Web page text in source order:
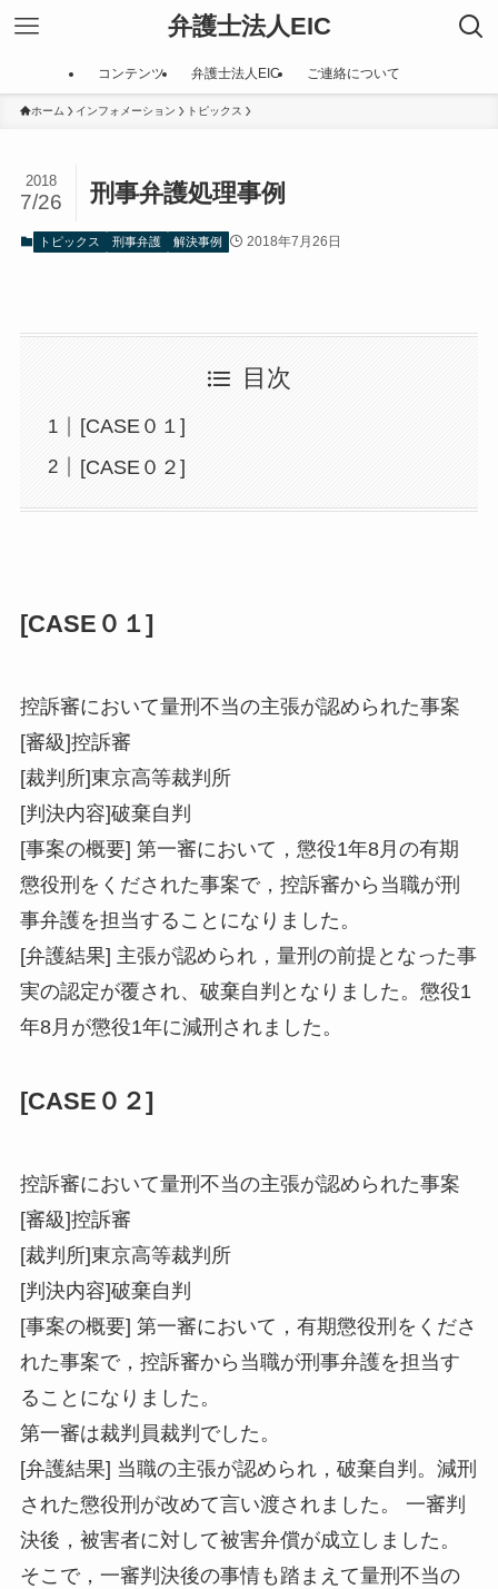
弁護士法人EIC
コンテンツ 弁護士法人EIC ご連絡について
ホーム インフォメーション トピックス
刑事弁護処理事例
2018
7/26
トピックス 刑事弁護 解決事例 2018年7月26日
目次
[CASE０１]
[CASE０２]
[CASE０１]
控訴審において量刑不当の主張が認められた事案
[審級]控訴審
[裁判所]東京高等裁判所
[判決内容]破棄自判
[事案の概要] 第一審において，懲役1年8月の有期
懲役刑をくだされた事案で，控訴審から当職が刑
事弁護を担当することになりました。
[弁護結果] 主張が認められ，量刑の前提となった事
実の認定が覆され、破棄自判となりました。懲役1
年8月が懲役1年に減刑されました。
[CASE０２]
控訴審において量刑不当の主張が認められた事案
[審級]控訴審
[裁判所]東京高等裁判所
[判決内容]破棄自判
[事案の概要] 第一審において，有期懲役刑をくださ
れた事案で，控訴審から当職が刑事弁護を担当す
ることになりました。
第一審は裁判員裁判でした。
[弁護結果] 当職の主張が認められ，破棄自判。減刑
された懲役刑が改めて言い渡されました。 一審判
決後，被害者に対して被害弁償が成立しました。
そこで，一審判決後の事情も踏まえて量刑不当の